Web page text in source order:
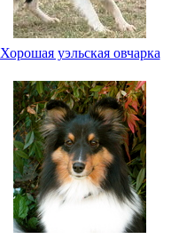
Хорошая уэльская овчарка